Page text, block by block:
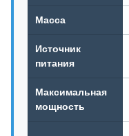
Масса
Источник
питания
Максимальная
мощность